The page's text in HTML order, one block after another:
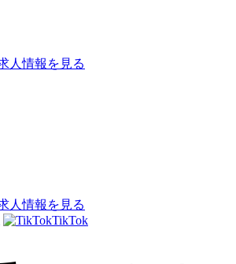
人情報を見る
人情報を見る
TikTok